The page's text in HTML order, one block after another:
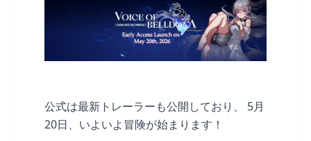
公式は最新トレーラーも公開しており、 5月
20日、いよいよ冒険が始まります！